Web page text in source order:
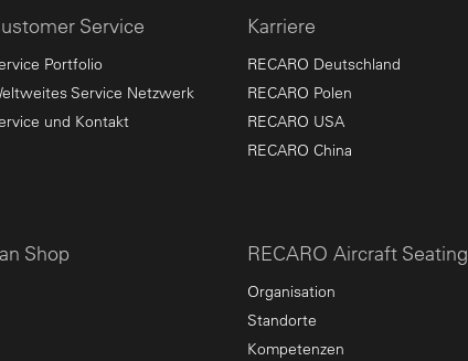
Service
Portfolio
Service Netzwerk
und Kontakt
Karriere
RECARO Deutschland
RECARO Polen
RECARO USA
RECARO China
Shop RECARO Aircraft Seating
Organisation
Standorte
Kompetenzen